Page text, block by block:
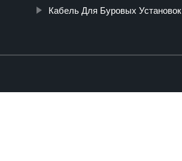
Кабель Для Буровых Установок